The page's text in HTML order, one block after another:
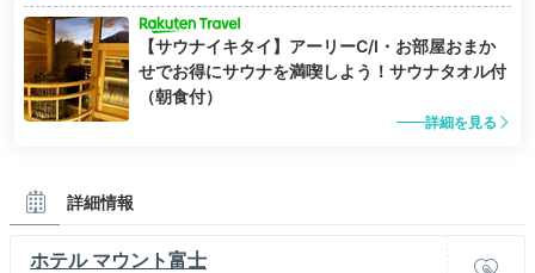
【サウナイキタイ】アーリーC/I・お部屋おまか
せでお得にサウナを満喫しよう！サウナタオル付
（朝食付）
詳細を見る
詳細情報
ホテル マウント富士